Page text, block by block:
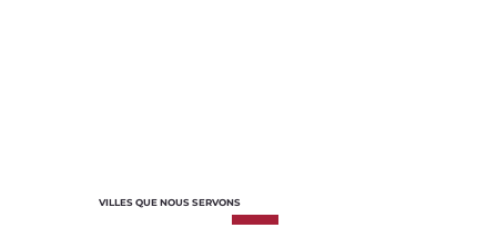
VILLES QUE NOUS SERVONS